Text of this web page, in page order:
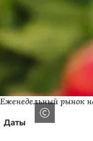
Еженедельный рынок
Даты